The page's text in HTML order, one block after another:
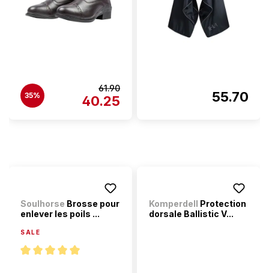
35%
61.90
40.25 55.70
Soulhorse Brosse pour
enlever les poils ...
SALE
Komperdell Protection
dorsale Ballistic V...